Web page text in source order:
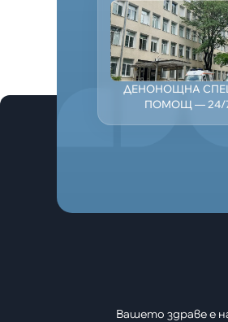
ДЕНОНОЩНА
ПОМОЩ — 24/
Вашето здраве е